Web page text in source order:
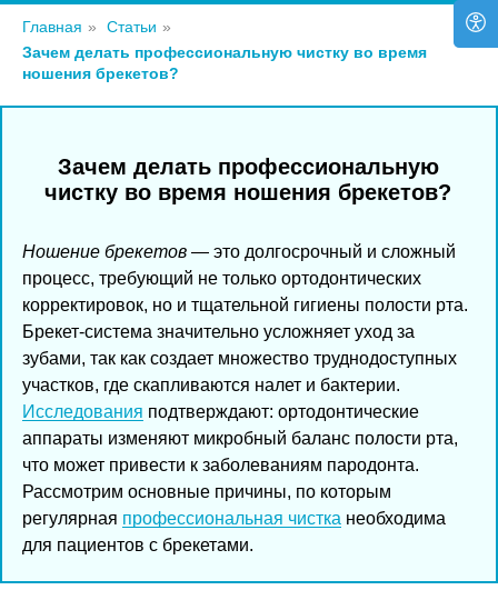
Главная » Статьи »
Зачем делать профессиональную чистку во время
ношения брекетов?
Зачем делать профессиональную
чистку во время ношения брекетов?
Ношение брекетов — это долгосрочный и сложный
процесс, требующий не только ортодонтических
корректировок, но и тщательной гигиены полости рта.
Брекет-система значительно усложняет уход за
зубами, так как создает множество труднодоступных
участков, где скапливаются налет и бактерии.
Исследования подтверждают: ортодонтические
аппараты изменяют микробный баланс полости рта,
что может привести к заболеваниям пародонта.
Рассмотрим основные причины, по которым
регулярная профессиональная чистка необходима
для пациентов с брекетами.